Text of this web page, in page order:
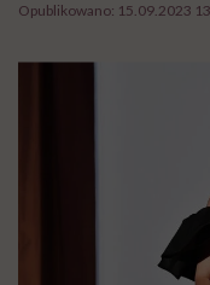
Opublikowano: 15.09.2023